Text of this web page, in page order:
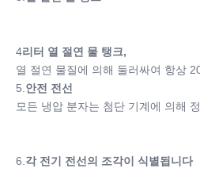
4리터 열 절연 물 탱크,
열 절연 물질에 의해 둘러싸여 항상
5.안전 전선
모든 냉압 분자는 첨단 기계에 의해
6.각 전기 전선의 조각이 식별됩니다